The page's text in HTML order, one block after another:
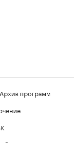
Архив программ